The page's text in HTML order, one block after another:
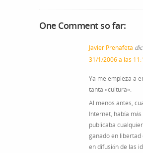
One Comment so far:
Javier Prenafeta
31/1/2006 a las
Ya me empieza a
tanta «cultura».
Al menos antes,
Internet, había
publicaba
ganado en libertad
en difusión de las